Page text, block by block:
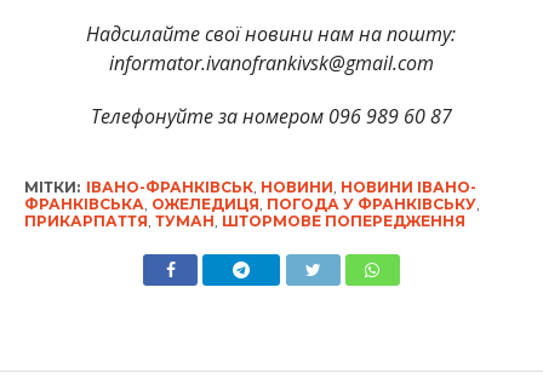
Надсилайте свої новини нам на пошту:
informator.ivanofrankivsk@gmail.com
Телефонуйте за номером 096 989 60 87
МІТКИ: ІВАНО-ФРАНКІВСЬК, НОВИНИ НОВИНИ ІВАНО-
ФРАНКІВСЬКА ОЖЕЛЕДИЦЯ ПОГОДА У ФРАНКІВСЬКУ,
ПРИКАРПАТТЯ ТУМАН ШТОРМОВЕ ПОПЕРЕДЖЕННЯ